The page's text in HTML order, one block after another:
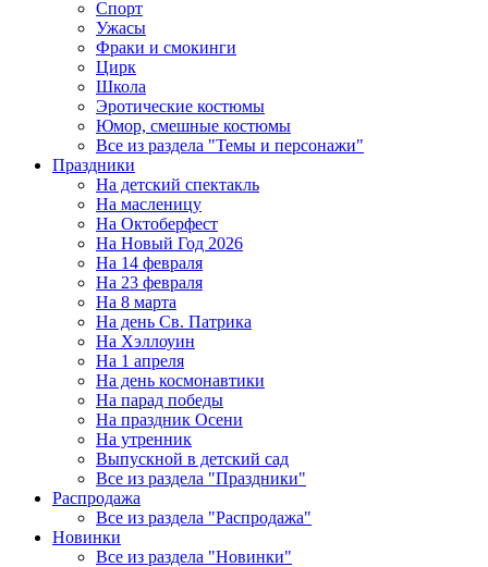
Спорт
Ужасы
Фраки и смокинги
Цирк
Школа
Эротические костюмы
Юмор, смешные костюмы
Все из раздела "Темы и персонажи"
Праздники
На детский спектакль
На масленицу
На Октоберфест
На Новый Год 2026
На 14 февраля
На 23 февраля
На 8 марта
На день Св. Патрика
На Хэллоуин
На 1 апреля
На день космонавтики
На парад победы
На праздник Осени
На утренник
Выпускной в детский сад
Все из раздела "Праздники"
Распродажа
Все из раздела "Распродажа"
Новинки
Все из раздела "Новинки"